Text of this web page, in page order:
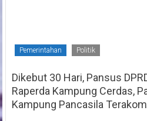
Pemerintahan Politik
Dikebut 30 Hari, Pansus
Raperda Kampung Cerdas,
Kampung Pancasila